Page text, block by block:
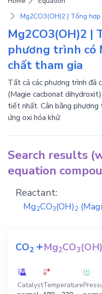
Mg2CO3(OH)2 |
phương trình có
chất tham gia
Tất cả các phương trình đã
(Magie cacbonat
tiết nhất. Cân bằng phương
ứng oxi hóa khử
Search results
equation
Reactant:
Mg2CO3(OH)2
CO2 +Mg2CO3(OH)
CatalystTemperature